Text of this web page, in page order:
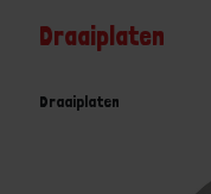
Draaiplaten
Draaiplaten